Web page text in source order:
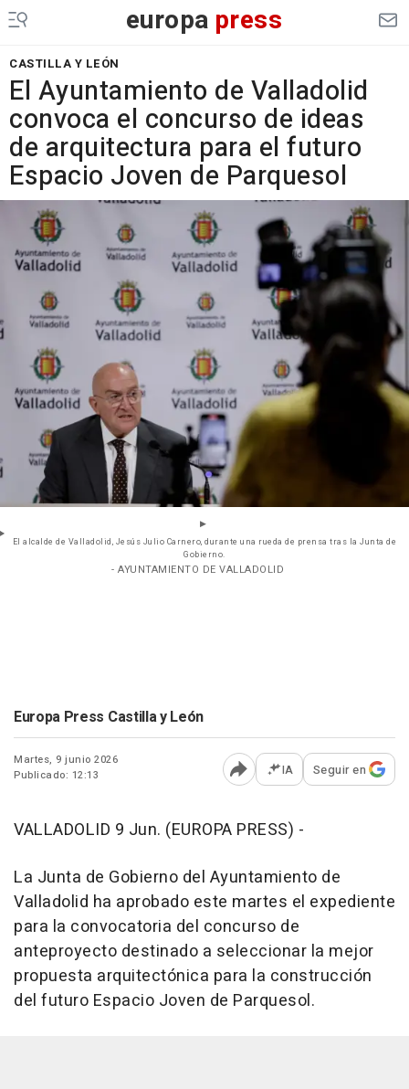
europa press
CASTILLA Y LEÓN
El Ayuntamiento de Valladolid
convoca el concurso de ideas
de arquitectura para el futuro
Espacio Joven de Parquesol
El alcalde de Valladolid, Jesús Julio Carnero, durante una rueda de prensa tras la Junta de
Gobierno.
- AYUNTAMIENTO DE VALLADOLID
Europa Press Castilla y León
Martes, 9 junio 2026
Publicado: 12:13
Abrir opciones para
IA Seguir en
VALLADOLID 9 Jun. (EUROPA PRESS) -
La Junta de Gobierno del Ayuntamiento de
Valladolid ha aprobado este martes el expediente
para la convocatoria del concurso de
anteproyecto destinado a seleccionar la mejor
propuesta arquitectónica para la construcción
del futuro Espacio Joven de Parquesol.